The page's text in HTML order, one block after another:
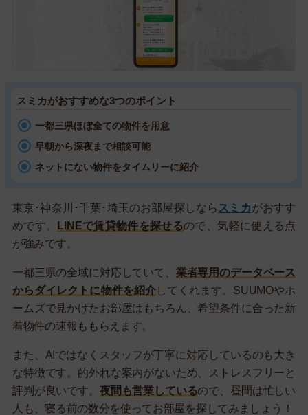
スミカがおすすめな3つのポイント
一都三県ほぼ全ての物件を用意
早朝から深夜まで相談可能
ネットにない物件をタイムリーに紹介
東京･神奈川･千葉･埼玉のお部屋探しなら スミカがおすす
めです。
LINEで賃貸物件を探せるので、気軽に使える点
が強みです。
一都三県の全域に対応していて、 業者専用のデータベース
からダイレクトに物件を紹介してくれます。SUUMOやホ
ームズで見かけたお部屋はもちろん、希望条件に合った新
着物件の速報ももらえます。
また、AIではなくスタッフが丁寧に対応しているのも大き
な特徴です。的外れな案内がないため、ストレスフリーと
評判が良いです。 夜間も営業しているので、昼間は忙しい
人も、寝る前の数分を使ってお部屋を探してみましょう！